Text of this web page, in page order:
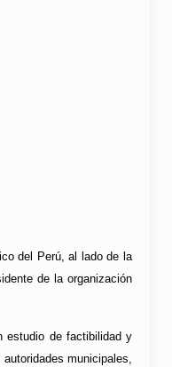
del Perú, al lado de la
de la organización
estudio de factibilidad y
municipales,